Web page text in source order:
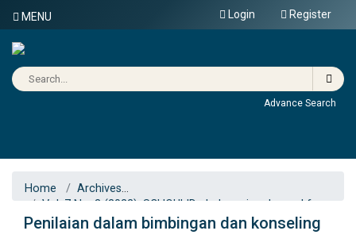
MENU Login Register
Advance Search
Home
Archives
Vol. 7 No. 3 (2022): SCHOULID : Indonesian Journal for
School Counseling
Penilaian dalam bimbingan dan konseling